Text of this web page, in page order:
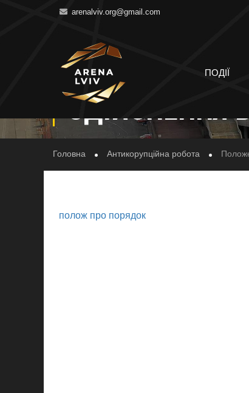
arenalviv.org@gmail.com
ПОДІЇ
ПОЛОЖЕННЯ
ЗДІЙСНЕННЯ
Головна Антикорупційна робота
полож про порядок